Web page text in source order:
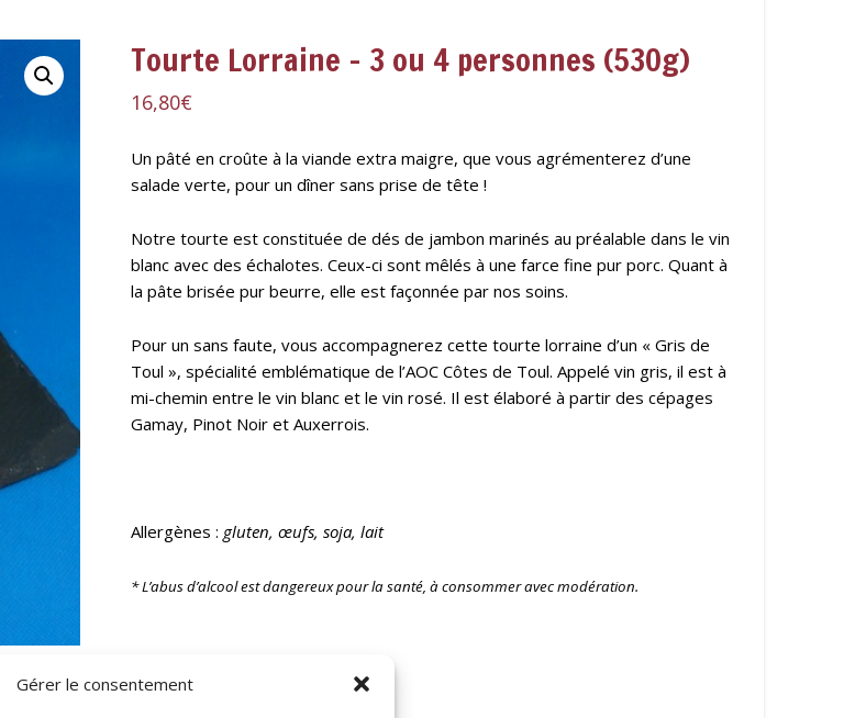
Gérer le consentement
Tourte Lorraine – 3 ou 4 personnes (530g)
16,80€
Un pâté en croûte à la viande extra maigre, que vous agrémenterez d’une
salade verte, pour un dîner sans prise de tête !
Notre tourte est constituée de dés de jambon marinés au préalable dans le vin
blanc avec des échalotes. Ceux-ci sont mêlés à une farce fine pur porc. Quant à
la pâte brisée pur beurre, elle est façonnée par nos soins.
Pour un sans faute, vous accompagnerez cette tourte lorraine d’un « Gris de
Toul », spécialité emblématique de l’AOC Côtes de Toul. Appelé vin gris, il est à
mi-chemin entre le vin blanc et le vin rosé. Il est élaboré à partir des cépages
Gamay, Pinot Noir et Auxerrois.
Allergènes : gluten, œufs, soja, lait
* L’abus d’alcool est dangereux pour la santé, à consommer avec modération.
Catégorie :